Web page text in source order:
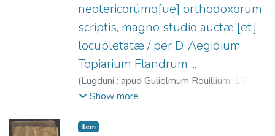
neotericorúmq[ue] orthodoxorum
scriptis, magno studio auctæ [et]
locupletatæ / per D. Aegidium
Topiarium Flandrum ...
(Lugduni : apud Gulielmum Rouillium, 1568
Prieele, Gilles vanden, m. 1579.
Guillaume, 1518?-1589.
Show more
Item